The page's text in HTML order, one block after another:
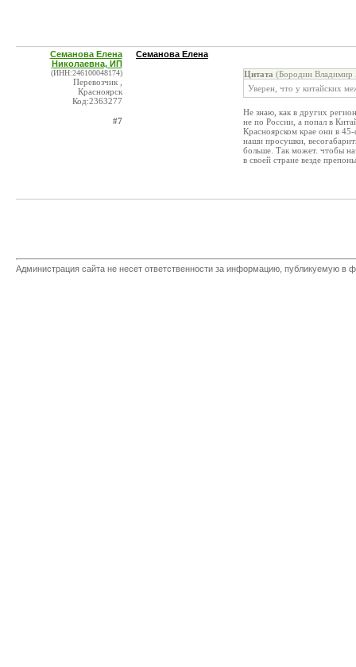
Семанова Елена
Николаевна, ИП
(ИНН:246100048174)
Перевозчик ,
Красноярск
Код:2363277
#7
Семанова Елена
Цитата (Бородин Владимир
Уверен, что у китайских
Не знаю, как в других
не по России, а попал в
Красноярском крае они в
наши просушки,
больше. Так может. чтобы
в своей стране везде
Администрация сайта не несет ответственности за информацию, публикуемую